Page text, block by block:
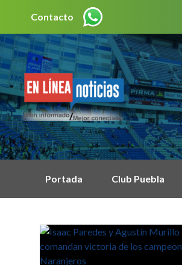
Contacto
Portada Club Puebla